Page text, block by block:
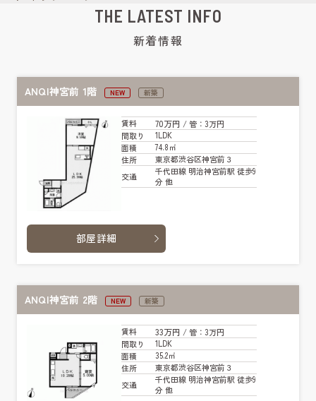
THE LATEST INFO
新着情報
ANQI神宮前 1階 NEW 新築
賃料 70万円 / 管：3万円
間取り
1LDK
面積
74.8㎡
住所
東京都渋谷区神宮前３
交通
千代田線 明治神宮前駅 徒歩9
分 他
部屋詳細
ANQI神宮前 2階 NEW 新築
賃料 33万円 / 管：3万円
間取り
1LDK
面積
35.2㎡
住所
東京都渋谷区神宮前３
交通
千代田線 明治神宮前駅 徒歩9
分 他